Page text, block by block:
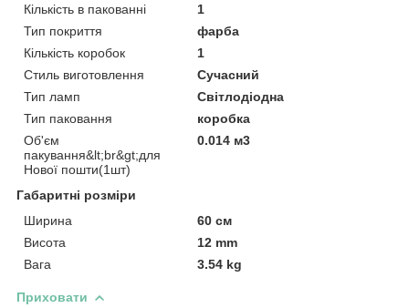
Кількість в пакованні
1
Тип покриття
фарба
Кількість коробок
1
Стиль виготовлення
Сучасний
Тип ламп
Світлодіодна
Тип паковання
коробка
Об'єм
пакування&lt;br&gt;для
Нової пошти(1шт)
0.014 м3
Габаритні розміри
Ширина
60 см
Висота
12 mm
Вага
3.54 kg
Приховати